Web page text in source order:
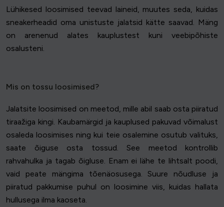
Lühikesed loosimised teevad laineid, muutes seda, kuidas
sneakerheadid oma unistuste jalatsid kätte saavad. Mäng
on arenenud alates kauplustest kuni veebipõhiste
osalusteni.
Mis on tossu loosimised?
Jalatsite loosimised on meetod, mille abil saab osta piiratud
tiraažiga kingi. Kaubamärgid ja kauplused pakuvad võimalust
osaleda loosimises ning kui teie osalemine osutub valituks,
saate õiguse osta tossud. See meetod kontrollib
rahvahulka ja tagab õigluse. Enam ei lähe te lihtsalt poodi,
vaid peate mängima tõenäosusega. Suure nõudluse ja
piiratud pakkumise puhul on loosimine viis, kuidas hallata
hullusega ilma kaoseta.